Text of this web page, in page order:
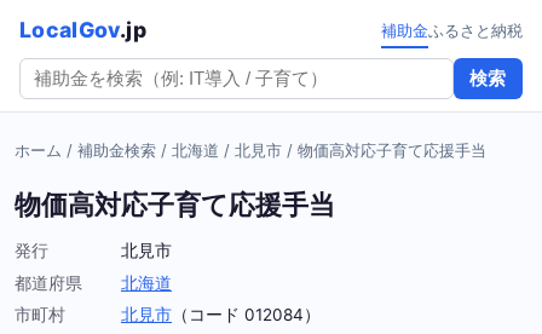
LocalGov.jp
検索
補助金ふるさと納税
ホーム / 補助金検索 / 北海道 / 北見市 / 物価高対応子育て応援手当
物価高対応子育て応援手当
発行
北見市
都道府県
北海道
市町村
北見市 （コード 012084）